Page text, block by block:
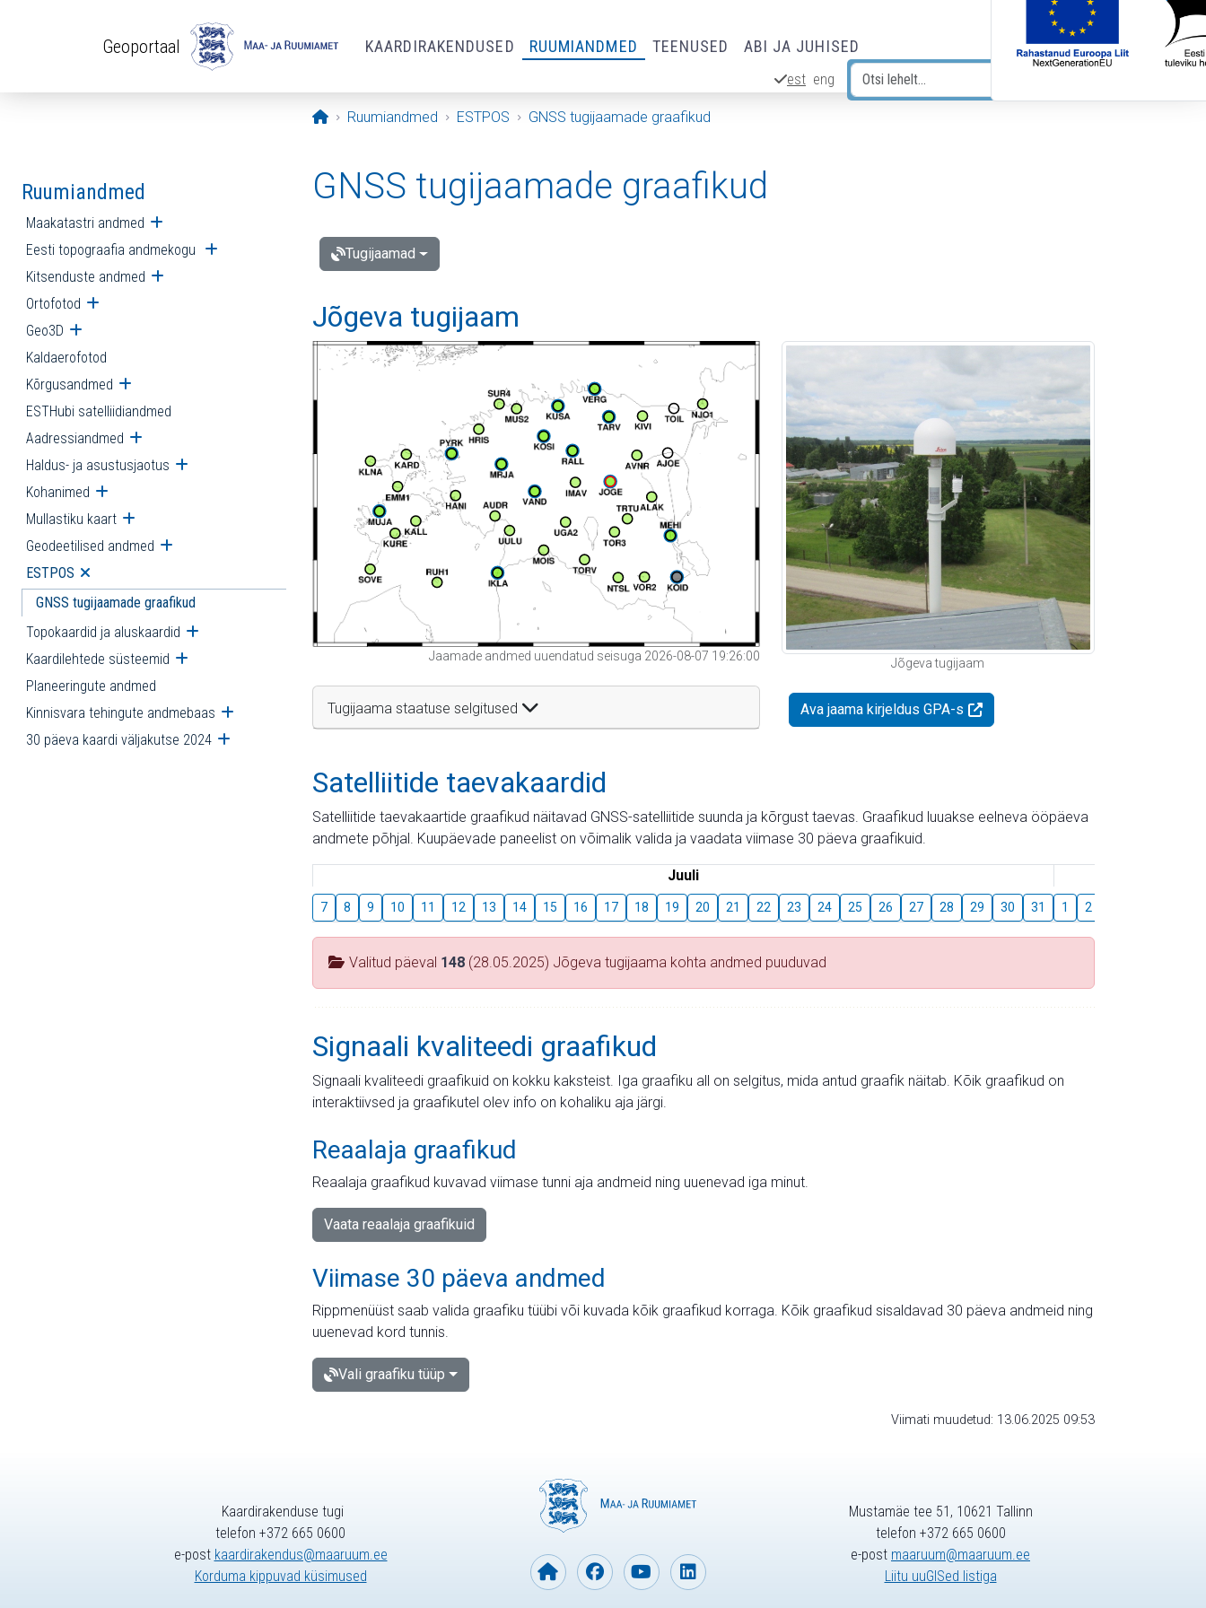
Geoportaal KAARDIRAKENDUSED RUUMIANDMED TEENUSED ABI JA JUHISED
est eng
Avaleht
Ruumiandmed ESTPOS GNSS tugijaamade graafikud
Ruumiandmed
Maakatastri andmed Ava alammenüü
Eesti topograafia andmekogu Ava alammenüü
Kitsenduste andmed Ava alammenüü
Ortofotod Ava alammenüü
Geo3D Ava alammenüü
Kaldaerofotod
Kõrgusandmed Ava alammenüü
ESTHubi satelliidiandmed
Aadressiandmed Ava alammenüü
Haldus- ja asustusjaotus Ava alammenüü
Kohanimed Ava alammenüü
Mullastiku kaart Ava alammenüü
Geodeetilised andmed Ava alammenüü
ESTPOS Ava alammenüü
GNSS tugijaamade graafikud
Topokaardid ja aluskaardid Ava alammenüü
Kaardilehtede süsteemid Ava alammenüü
Planeeringute andmed
Kinnisvara tehingute andmebaas Ava alammenüü
30 päeva kaardi väljakutse 2024 Ava alammenüü
GNSS tugijaamade graafikud
Tugijaamad
Jõgeva tugijaam
Jaamade andmed uuendatud seisuga 2026-08-07 19:26:00
Tugijaama staatuse selgitused
Jõgeva tugijaam
Ava jaama kirjeldus GPA-s
Satelliitide taevakaardid
Satelliitide taevakaartide graafikud näitavad GNSS-satelliitide suunda ja kõrgust taevas. Graafikud luuakse eelneva ööpäeva
andmete põhjal. Kuupäevade paneelist on võimalik valida ja vaadata viimase 30 päeva graafikuid.
Juuli
7 8 9 10 11 12 13 14 15 16 17 18 19 20 21 22 23 24 25 26 27 28 29 30 31 1 2
Valitud päeval 148 (28.05.2025) Jõgeva tugijaama kohta andmed puuduvad
Signaali kvaliteedi graafikud
Signaali kvaliteedi graafikuid on kokku kaksteist. Iga graafiku all on selgitus, mida antud graafik näitab. Kõik graafikud on
interaktiivsed ja graafikutel olev info on kohaliku aja järgi.
Reaalaja graafikud
Reaalaja graafikud kuvavad viimase tunni aja andmeid ning uuenevad iga minut.
Vaata reaalaja graafikuid
Viimase 30 päeva andmed
Rippmenüüst saab valida graafiku tüübi või kuvada kõik graafikud korraga. Kõik graafikud sisaldavad 30 päeva andmeid ning
uuenevad kord tunnis.
Vali graafiku tüüp
Viimati muudetud: 13.06.2025 09:53
Kaardirakenduse tugi
telefon +372 665 0600
e-post kaardirakendus@maaruum.ee
Korduma kippuvad küsimused
Mustamäe tee 51, 10621 Tallinn
telefon +372 665 0600
e-post maaruum@maaruum.ee
Liitu uuGISed listiga